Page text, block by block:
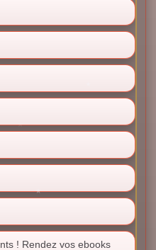
! Rendez vos ebooks